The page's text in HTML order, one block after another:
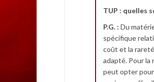
TUP : quelles
P.G. : Du
spécifique
coût et la
adapté. Pour la
peut opter pour